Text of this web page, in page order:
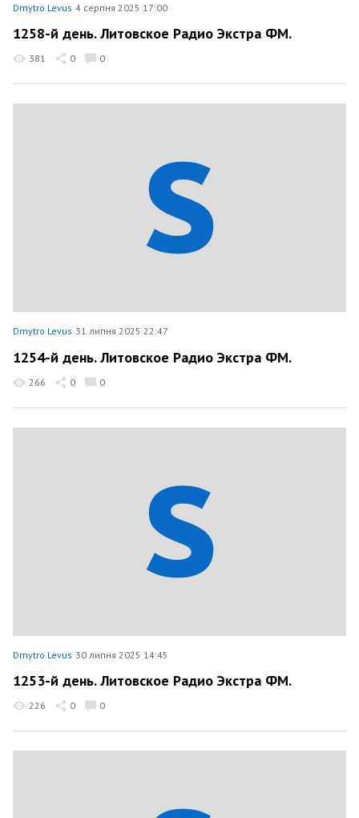
Dmytro Levus 4 серпня 2025 17:00
1258-й день. Литовское Радио Экстра ФМ.
381 0 0
Dmytro Levus 31 липня 2025 22:47
1254-й день. Литовское Радио Экстра ФМ.
266 0 0
Dmytro Levus 30 липня 2025 14:45
1253-й день. Литовское Радио Экстра ФМ.
226 0 0